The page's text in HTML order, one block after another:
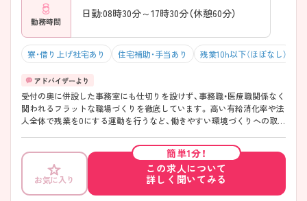
勤務時間
日勤:08時30分～17時30分（休憩60分）
寮・借り上げ社宅あり 住宅補助・手当あり 残業10h以下（ほぼなし）
受付の奥に併設した事務室にも仕切りを設けず、事務職・医療職関係なく
関われるフラットな職場づくりを徹底しています。 高い有給消化率や法
人全体で残業を0にする運動を行うなど、働きやすい環境づくりへの取り
す。 ご興味ある方には、面接のポイントなど、さらに詳細をお話致します
のでお気軽にご相談ください。
お気に入り
簡単1分！
この求人について
詳しく聞いてみる